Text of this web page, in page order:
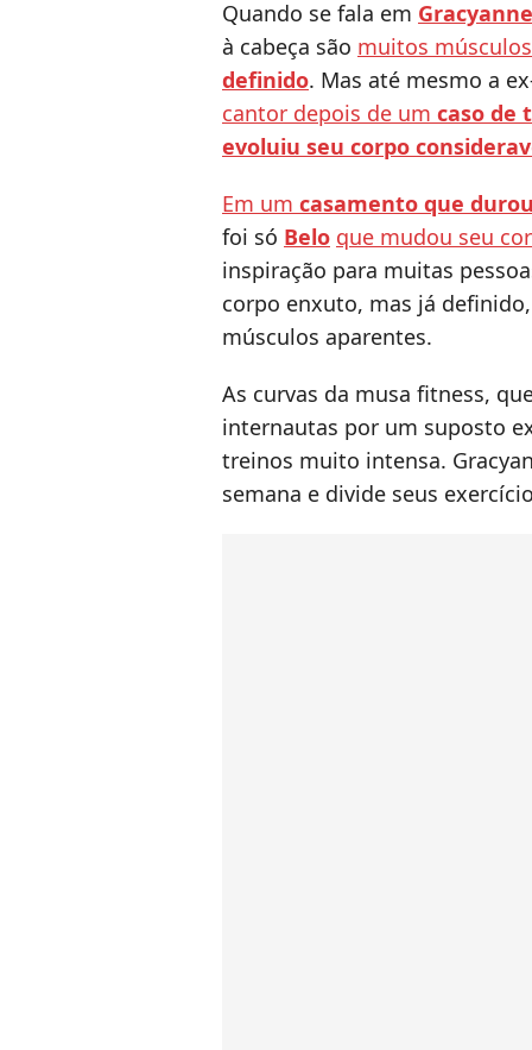
Quando se fala em
à cabeça são muitos
definido. Mas até mesmo a
cantor depois de um caso de
evoluiu seu corpo
Em um casamento que
foi só Belo que mudou seu
inspiração para muitas
corpo enxuto, mas já
músculos aparentes.
As curvas da musa fitness,
internautas por um suposto
treinos muito intensa.
semana e divide seus